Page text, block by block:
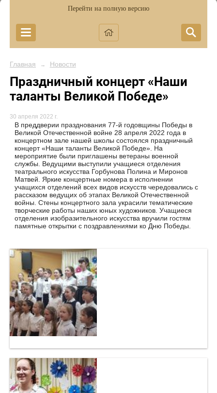
Перейти на полную версию
Главная → Новости
Праздничный концерт «Наши
таланты Великой Победе»
30 апреля 2022 г.
В преддверии празднования 77-й годовщины Победы в
Великой Отечественной войне 28 апреля 2022 года в
концертном зале нашей школы состоялся праздничный
концерт «Наши таланты Великой Победе». На
мероприятие были приглашены ветераны военной
службы. Ведущими выступили учащиеся отделения
театрального искусства Горбунова Полина и Миронов
Матвей. Яркие концертные номера в исполнении
учащихся отделений всех видов искусств чередовались с
рассказом ведущих об этапах Великой Отечественной
войны. Стены концертного зала украсили тематические
творческие работы наших юных художников. Учащиеся
отделения изобразительного искусства вручили гостям
памятные открытки с поздравлениями ко Дню Победы.